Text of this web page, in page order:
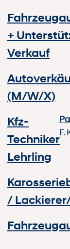
+
Verkauf
(M/W/X)
Kfz-
Techniker
Lehrling
F.
/